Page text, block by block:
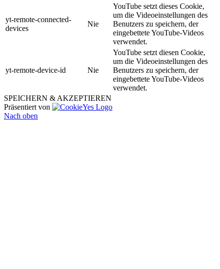
yt-remote-connected-
devices
Nie
YouTube setzt dieses Cookie,
um die Videoeinstellungen des
Benutzers zu speichern, der
eingebettete YouTube-Videos
verwendet.
yt-remote-device-id Nie
YouTube setzt diesen Cookie,
um die Videoeinstellungen des
Benutzers zu speichern, der
eingebettete YouTube-Videos
verwendet.
SPEICHERN & AKZEPTIEREN
Präsentiert von
Nach oben